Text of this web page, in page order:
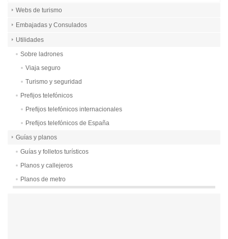
Webs de turismo
Embajadas y Consulados
Utilidades
Sobre ladrones
Viaja seguro
Turismo y seguridad
Prefijos telefónicos
Prefijos telefónicos internacionales
Prefijos telefónicos de España
Guías y planos
Guías y folletos turísticos
Planos y callejeros
Planos de metro